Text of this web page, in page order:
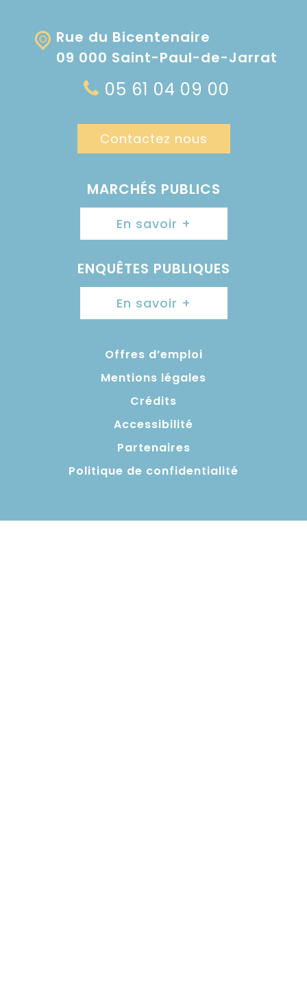
Rue du Bicentenaire
09 000 Saint-Paul-de-Jarrat
05 61 04 09 00
Contactez nous
MARCHÉS PUBLICS
En savoir +
ENQUÊTES PUBLIQUES
En savoir +
Offres d’emploi
Mentions légales
Crédits
Accessibilité
Partenaires
Politique de confidentialité